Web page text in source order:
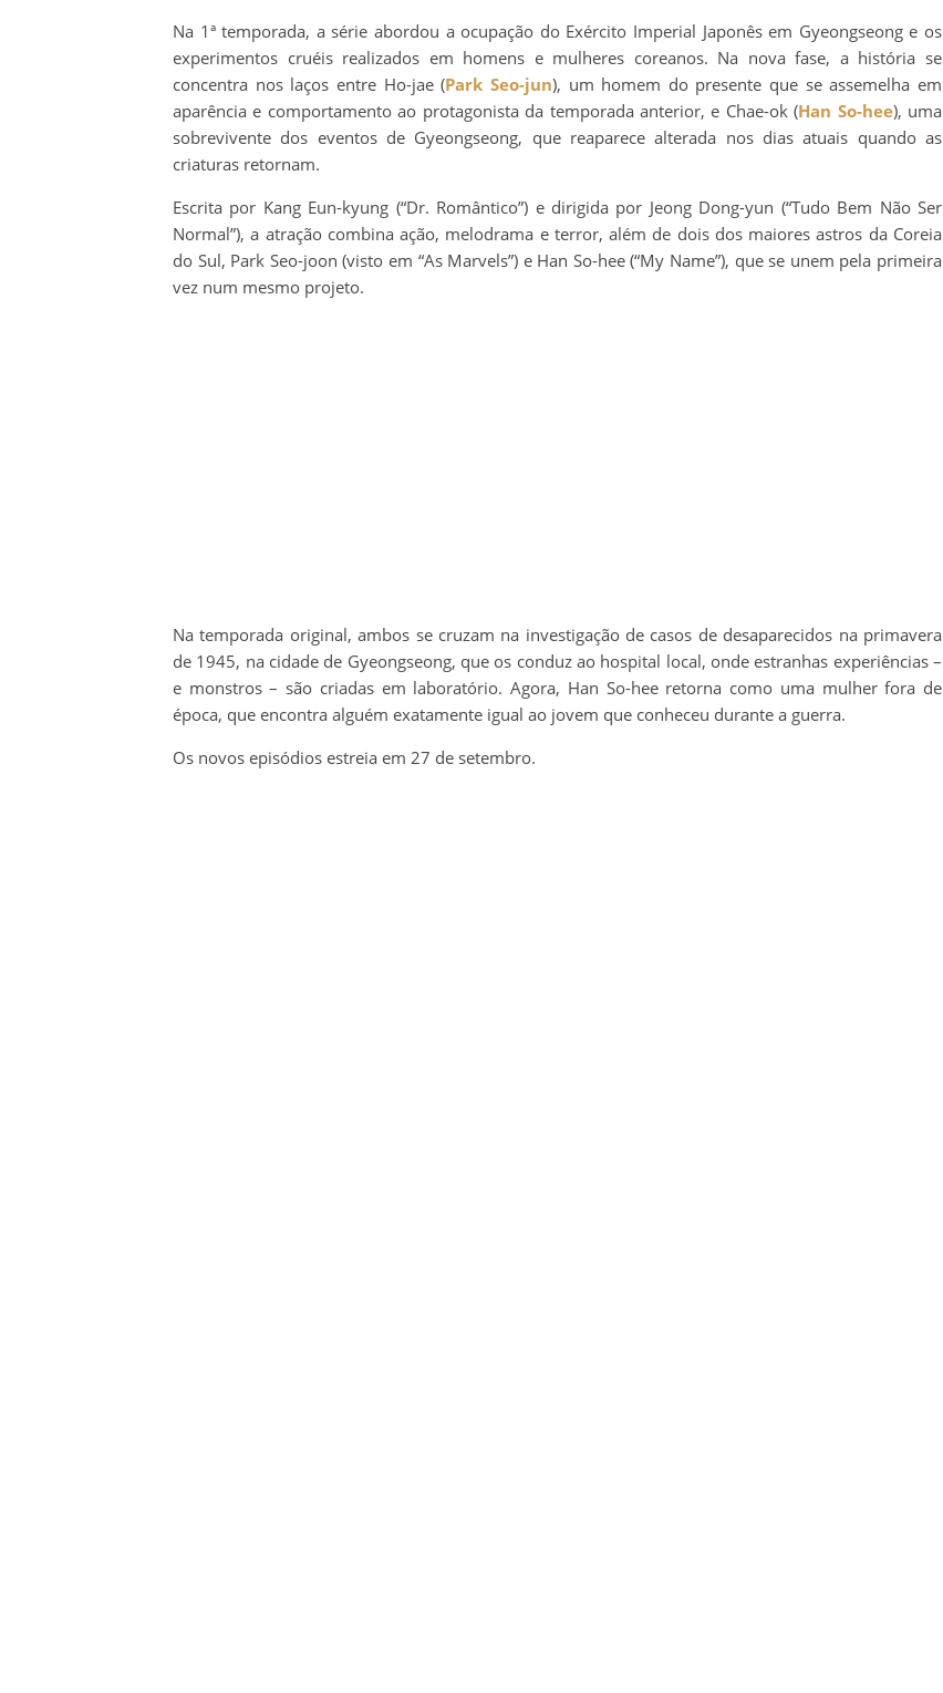
Na 1ª temporada, a série abordou a ocupação do Exército Imperial Japonês em Gyeongseong e os
experimentos cruéis realizados em homens e mulheres coreanos. Na nova fase, a história se
concentra nos laços entre Ho-jae (Park Seo-jun), um homem do presente que se assemelha em
aparência e comportamento ao protagonista da temporada anterior, e Chae-ok (Han So-hee), uma
sobrevivente dos eventos de Gyeongseong, que reaparece alterada nos dias atuais quando as
criaturas retornam.
Escrita por Kang Eun-kyung (“Dr. Romântico”) e dirigida por Jeong Dong-yun (“Tudo Bem Não Ser
Normal”), a atração combina ação, melodrama e terror, além de dois dos maiores astros da Coreia
do Sul, Park Seo-joon (visto em “As Marvels”) e Han So-hee (“My Name”), que se unem pela primeira
vez num mesmo projeto.
Na temporada original, ambos se cruzam na investigação de casos de desaparecidos na primavera
de 1945, na cidade de Gyeongseong, que os conduz ao hospital local, onde estranhas experiências –
e monstros – são criadas em laboratório. Agora, Han So-hee retorna como uma mulher fora de
época, que encontra alguém exatamente igual ao jovem que conheceu durante a guerra.
Os novos episódios estreia em 27 de setembro.